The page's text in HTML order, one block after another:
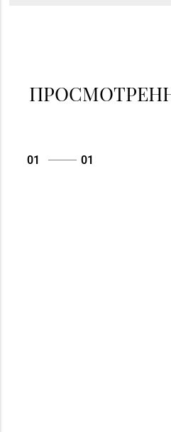
8 (017) 238-21-88, 8
01 01